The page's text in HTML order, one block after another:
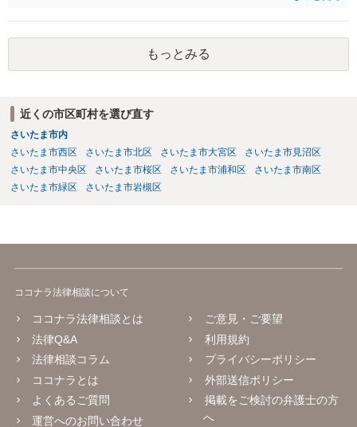
もっとみる
近くの市区町村を選び直す
さいたま市内
さいたま市西区
さいたま市北区 さいたま市大宮区
さいたま市見沼区
さいたま市中央区
さいたま市桜区 さいたま市浦和区
さいたま市南区
さいたま市緑区
さいたま市岩槻区
ココナラ法律相談について
ココナラ法律相談とは
法律Q&A
法律相談コラム
ココナラとは
よくあるご質問
運営へのお問い合わせ
ご意見・ご要望
利用規約
プライバシーポリシー
外部送信ポリシー
掲載をご検討の弁護士の方
へ